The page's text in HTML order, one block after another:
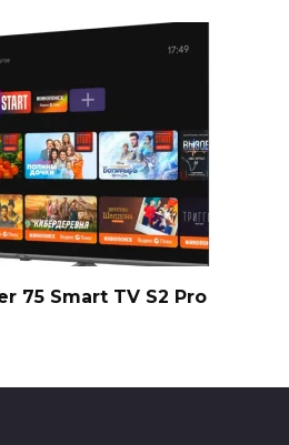
75 Smart TV S2 Pro